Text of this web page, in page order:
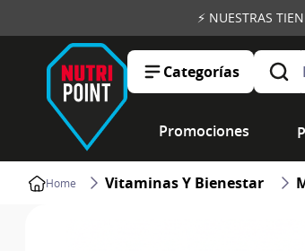
⚡ NUESTRAS
Categorías
Buscar
Promociones
Vitaminas Y Bienestar